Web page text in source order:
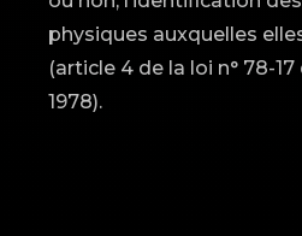
physiques auxquelles
(article 4 de la loi n° 78-
1978).